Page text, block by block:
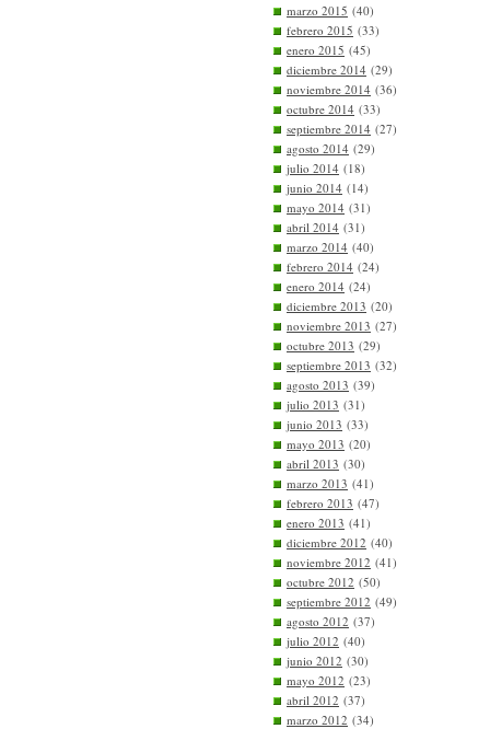
marzo 2015 (40)
febrero 2015 (33)
enero 2015 (45)
diciembre 2014 (29)
noviembre 2014 (36)
octubre 2014 (33)
septiembre 2014 (27)
agosto 2014 (29)
julio 2014 (18)
junio 2014 (14)
mayo 2014 (31)
abril 2014 (31)
marzo 2014 (40)
febrero 2014 (24)
enero 2014 (24)
diciembre 2013 (20)
noviembre 2013 (27)
octubre 2013 (29)
septiembre 2013 (32)
agosto 2013 (39)
julio 2013 (31)
junio 2013 (33)
mayo 2013 (20)
abril 2013 (30)
marzo 2013 (41)
febrero 2013 (47)
enero 2013 (41)
diciembre 2012 (40)
noviembre 2012 (41)
octubre 2012 (50)
septiembre 2012 (49)
agosto 2012 (37)
julio 2012 (40)
junio 2012 (30)
mayo 2012 (23)
abril 2012 (37)
marzo 2012 (34)